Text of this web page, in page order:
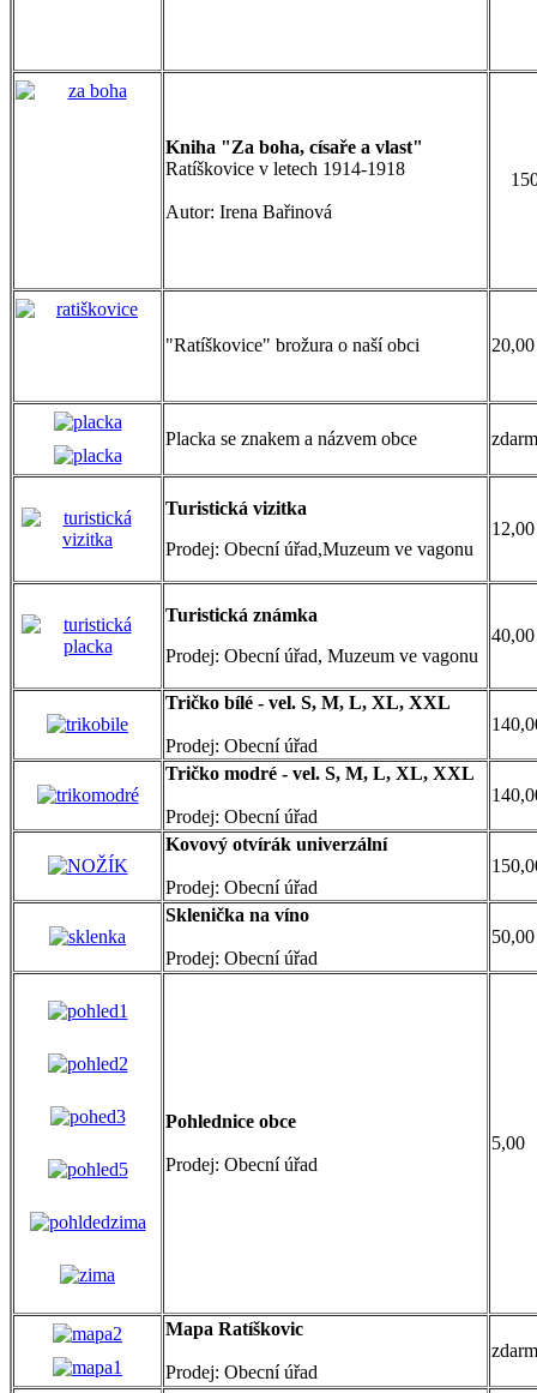
Kniha "Za boha, císaře a vlast"
Ratíškovice v letech 1914-1918
Autor: Irena Bařinová
"Ratíškovice" brožura o naší obci 20,00
Placka se znakem a názvem obce
Turistická vizitka
Prodej: Obecní úřad,Muzeum ve vagonu
12,00
Turistická známka
Prodej: Obecní úřad, Muzeum ve vagonu
40,00
Tričko bílé - vel. S, M, L, XL, XXL
Prodej: Obecní úřad
Tričko modré - vel. S, M, L, XL, XXL
Prodej: Obecní úřad
Kovový otvírák univerzální
Prodej: Obecní úřad
Sklenička na víno
Prodej: Obecní úřad
50,00
Pohlednice obce
Prodej: Obecní úřad
5,00
Mapa Ratíškovic
Prodej: Obecní úřad